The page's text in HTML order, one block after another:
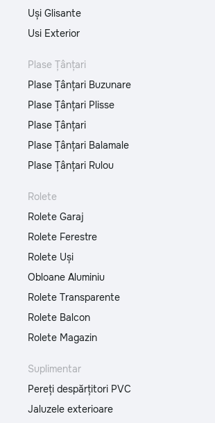
Uși Glisante
Usi Exterior
Plase Țânțari
Plase Țânțari Buzunare
Plase Țânțari Plisse
Plase Țânțari
Plase Țânțari Balamale
Plase Țânțari Rulou
Rolete
Rolete Garaj
Rolete Ferestre
Rolete Uși
Obloane Aluminiu
Rolete Transparente
Rolete Balcon
Rolete Magazin
Suplimentar
Pereți despărțitori PVC
Jaluzele exterioare